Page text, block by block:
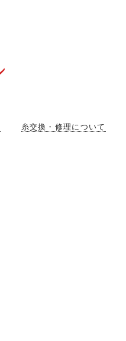
糸交換・修理について